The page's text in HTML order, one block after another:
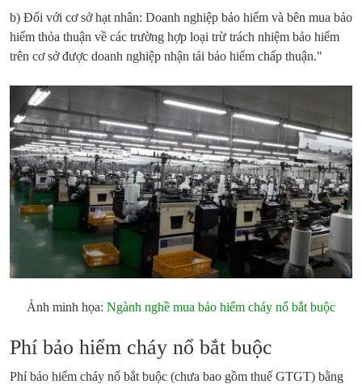
b) Đối với cơ sở hạt nhân: Doanh nghiệp bảo hiểm và bên mua bảo
hiểm thỏa thuận về các trường hợp loại trừ trách nhiệm bảo hiểm
trên cơ sở được doanh nghiệp nhận tái bảo hiểm chấp thuận."
Ảnh minh họa: Ngành nghề mua bảo hiểm cháy nổ bắt buộc
Phí bảo hiểm cháy nổ bắt buộc
Phí bảo hiểm cháy nổ bắt buộc (chưa bao gồm thuế GTGT) bằng